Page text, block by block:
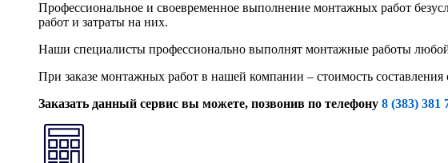
Профессиональное и своевременное выполнение монтажных работ
работ и затраты на них.
Наши специалисты профессионально выполнят монтажные работы
При заказе монтажных работ в нашей компании – стоимость
Заказать данный сервис вы можете, позвонив по телефону 8 (383) 381